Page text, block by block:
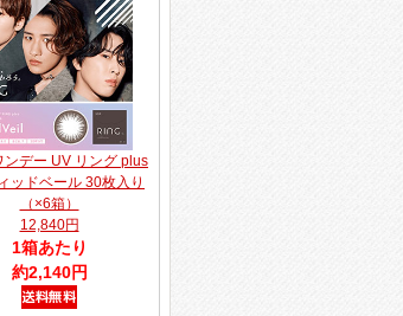
ンデー UV リング plus
ッドベール 30枚入り
（×6箱）
12,840円
1箱あたり
約2,140円